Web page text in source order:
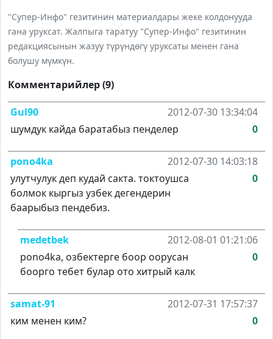
"Супер-Инфо" гезитинин материалдары жеке колдонууда
гана уруксат. Жалпыга таратуу "Супер-Инфо" гезитинин
редакциясынын жазуу түрүндөгү уруксаты менен гана
болушу мүмкүн.
Комментарийлер (9)
Gul90
2012-07-30 13:34:04
шумдук кайда баратабыз пенделер
0
pono4ka
2012-07-30 14:03:18
улутчулук деп кудай сакта. токтоушса
болмок кыргыз узбек дегендерин
баарыбыз пендебиз.
0
medetbek
2012-08-01 01:21:06
pono4ka, озбектерге боор оорусан
боорго тебет булар ото хитрый калк
0
samat-91
2012-07-31 17:57:37
ким менен ким?
0